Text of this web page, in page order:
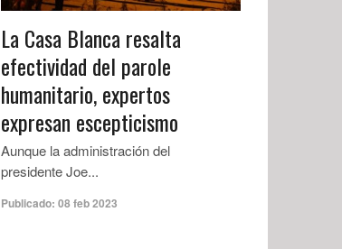
La Casa Blanca resalta
efectividad del parole
humanitario, expertos
expresan escepticismo
Aunque la administración del
presidente Joe...
Publicado: 08 feb 2023